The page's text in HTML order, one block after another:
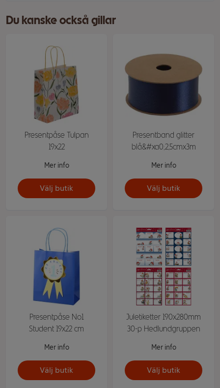
Du kanske också gillar
Presentpåse Tulpan
19x22
Mer info
Välj butik
Presentband glitter
blå&#xa0;2,5cmx3m
Mer info
Välj butik
Presentpåse No1
Student 19x22 cm
Mer info
Välj butik
Juletiketter 190x280mm
30-p Hedlundgruppen
Mer info
Välj butik